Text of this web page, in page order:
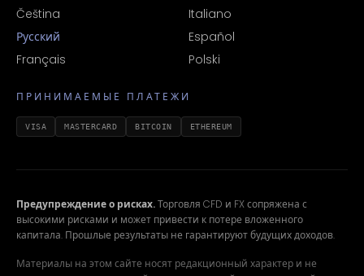
Čeština
Italiano
Русский
Español
Français
Polski
ПРИНИМАЕМЫЕ ПЛАТЕЖИ
VISA MASTERCARD BITCOIN ETHEREUM
Предупреждение о рисках.Торговля CFD и FX сопряжена с
высокими рисками и может привести к потере вложенного
капитала. Прошлые результаты не гарантируют будущих доходов.
Материалы на этом сайте носят редакционный характер и не